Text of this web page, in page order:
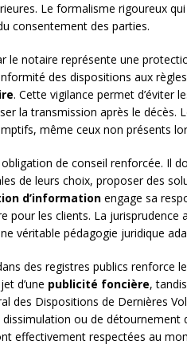
Le formalisme rigoureux
consentement des parties.
le notaire représente une
des dispositions aux
. Cette vigilance permet d’éviter
la transmission après le décès.
même ceux non présents
de conseil renforcée. Il
de leurs choix, proposer des
d’information engage sa
pour les clients. La
véritable pédagogie juridique
des registres publics renforce
d’une publicité foncière,
des Dispositions de Dernières
ou de détournement
effectivement respectées au